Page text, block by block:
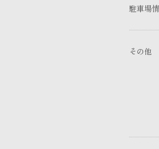
駐車場
その他